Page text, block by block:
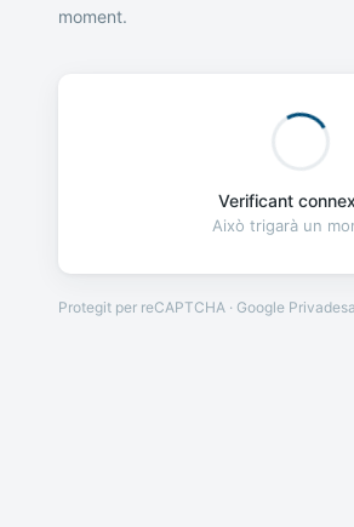
moment.
Verificant
Això trigarà un
Protegit per reCAPTCHA · Google Privadesa